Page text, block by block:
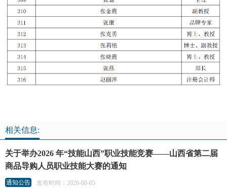
相关信息:
关于举办2026 年“技能山西”职业技能竞赛——山西省第二届
商品导购人员职业技能大赛的通知
通知公告 发布时间：2026-08-05